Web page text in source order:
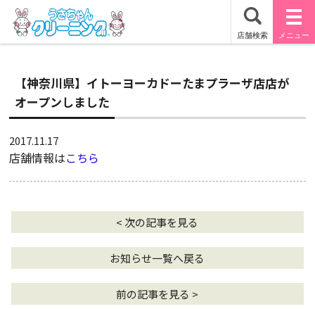
【神奈川県】イトーヨーカドーたまプラーザ店店が
オープンしました
2017.11.17
店舗情報はこちら
< 次の記事を見る
お知らせ一覧へ戻る
前の記事を見る >